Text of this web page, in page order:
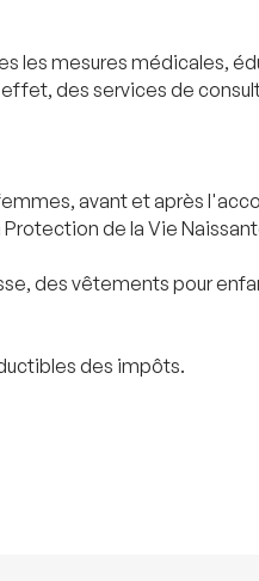
les mesures médicales,
des services de
avant et après
de la Vie
des vêtements pour
des impôts.